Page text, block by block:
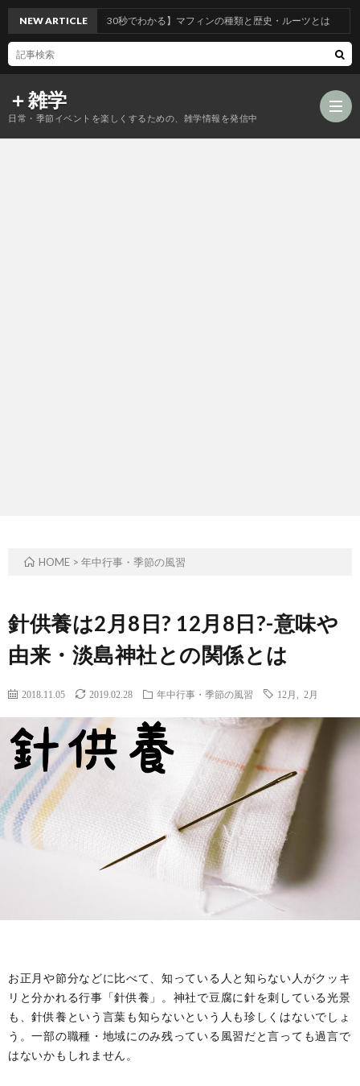
＋雑学
日常・季節イベントを楽しくするための、雑学情報を発信中
NEW ARTICLE
【30秒でわかる】マフィンの種類と歴史・ルーツとは
HOME > 年中行事・季節の風習
針供養は2月8日? 12月8日?-意味や
由来・淡島神社との関係とは
2018.11.05 2019.02.28 年中行事・季節の風習 12月 2月
お正月や節分などに比べて、知っている人と知らない人がクッキ
リと分かれる行事「針供養」。神社で豆腐に針を刺している光景
も、針供養という言葉も知らないという人も珍しくはないでしょ
う。一部の職種・地域にのみ残っている風習だと言っても過言で
はないかもしれません。